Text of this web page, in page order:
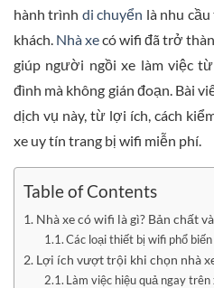
hành trình di chuyển là nhu
khách. Nhà xecó wifi đã trở
giúp người ngồi xe làm việc
đình mà không gián đoạn. Bài
dịch vụ này, từ lợi ích, cách
xe uy tín trang bị wifi miễn phí.
Table of Contents
Nhà xe có wifi là gì? Bản chất
Các loại thiết bị wifi phổ
Lợi ích vượt trội khi chọn nhà
Làm việc hiệu quả ngay trên